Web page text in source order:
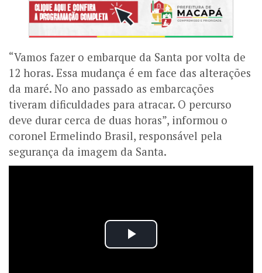
“Vamos fazer o embarque da Santa por volta de
12 horas. Essa mudança é em face das alterações
da maré. No ano passado as embarcações
tiveram dificuldades para atracar. O percurso
deve durar cerca de duas horas”, informou o
coronel Ermelindo Brasil, responsável pela
segurança da imagem da Santa.